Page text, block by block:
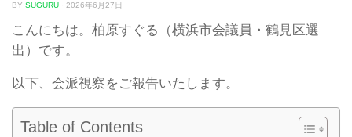
BY SUGURU · 2026年6月27日
こんにちは。柏原すぐる（横浜市会議員・鶴見区選
出）です。
以下、会派視察をご報告いたします。
Table of Contents